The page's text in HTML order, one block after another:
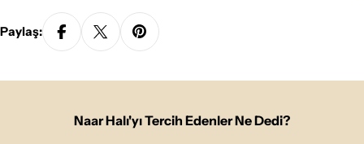
Paylaş:
Naar Halı'yı Tercih Edenler Ne Dedi?